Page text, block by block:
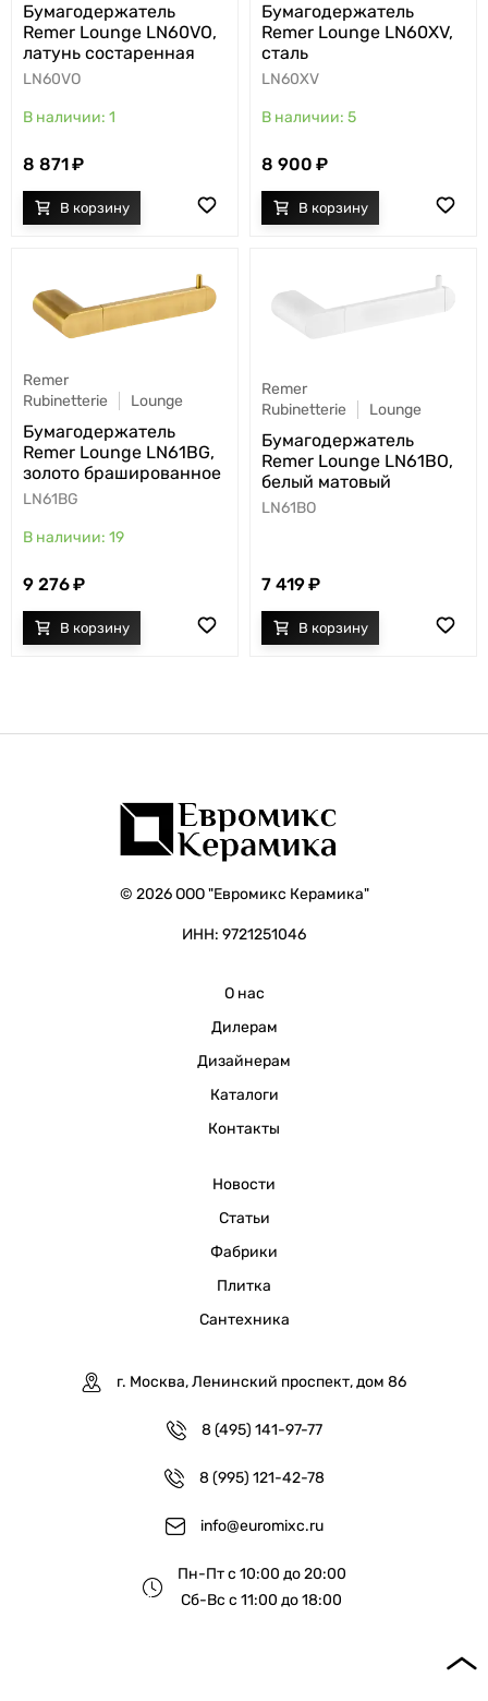
Бумагодержатель
Remer Lounge LN60VO,
латунь состаренная
LN60VO
1
8 871
Бумагодержатель
Remer Lounge LN60XV,
сталь
LN60XV
5
8 900
Remer
Rubinetterie
Lounge
Бумагодержатель
Remer Lounge LN61BG,
золото брашированное
LN61BG
19
9 276
Remer
Rubinetterie
Lounge
Бумагодержатель
Remer Lounge LN61BO,
белый матовый
LN61BO
7 419
© 2026 ООО "Евромикс Керамика"
ИНН: 9721251046
О нас
Дилерам
Дизайнерам
Каталоги
Контакты
Новости
Статьи
Фабрики
Плитка
Сантехника
г. Москва, Ленинский проспект, дом 86
8 (495) 141-97-77
8 (995) 121-42-78
info@euromixc.ru
Пн-Пт с 10:00 до 20:00
Сб-Вс с 11:00 до 18:00